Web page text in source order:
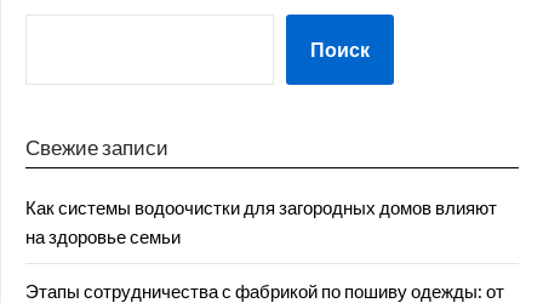
Поиск
Свежие записи
Как системы водоочистки для загородных домов влияют
на здоровье семьи
Этапы сотрудничества с фабрикой по пошиву одежды: от